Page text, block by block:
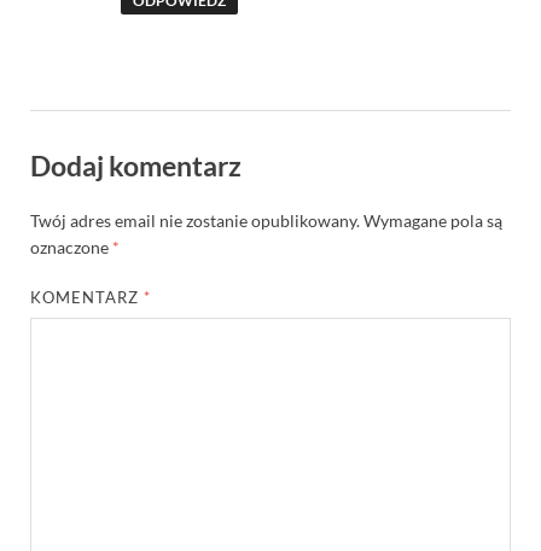
Dodaj komentarz
Twój adres email nie zostanie opublikowany.Wymagane pola są
oznaczone *
KOMENTARZ *